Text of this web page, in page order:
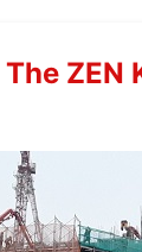
ZEN